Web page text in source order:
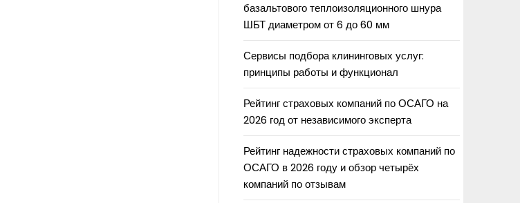
базальтового теплоизоляционного шнура
ШБТ диаметром от 6 до 60 мм
Сервисы подбора клининговых услуг:
принципы работы и функционал
Рейтинг страховых компаний по ОСАГО на
2026 год от независимого эксперта
Рейтинг надежности страховых компаний по
ОСАГО в 2026 году и обзор четырёх
компаний по отзывам